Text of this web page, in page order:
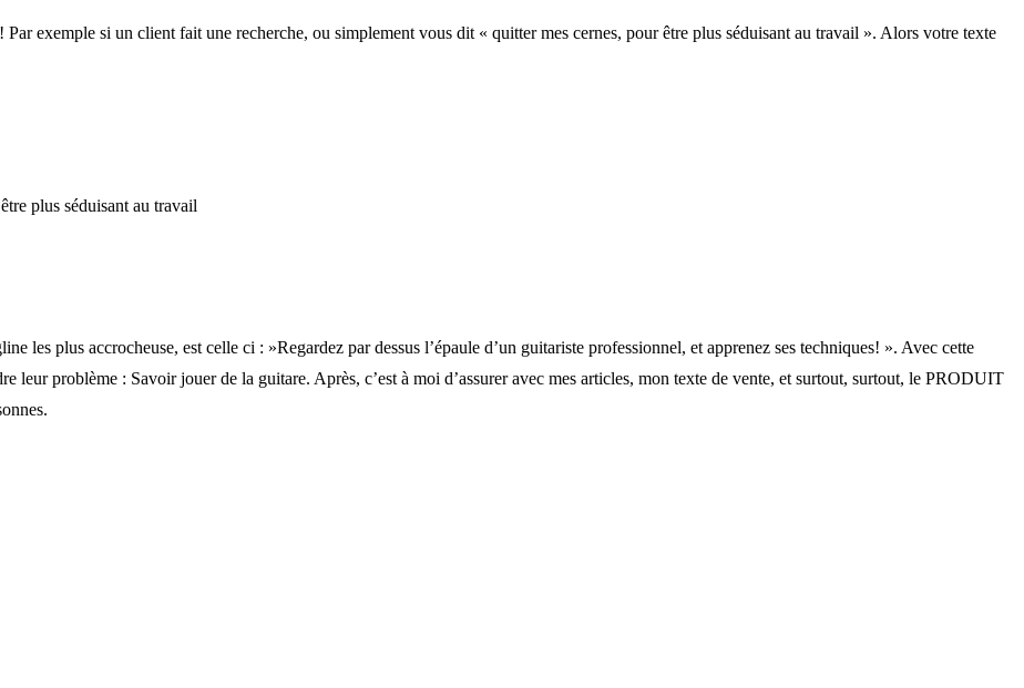
exemple si un client fait une recherche, ou simplement vous dit « quitter mes cernes, pour être plus séduisant au travail ». Alors votre texte
plus séduisant au travail
les plus accrocheuse, est celle ci : »Regardez par dessus l’épaule d’un guitariste professionnel, et apprenez ses techniques! ». Avec cette
leur problème : Savoir jouer de la guitare. Après, c’est à moi d’assurer avec mes articles, mon texte de vente, et surtout, surtout, le PRODUIT